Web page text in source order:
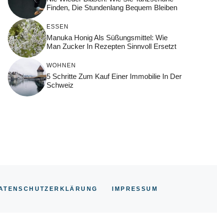
Finden, Die Stundenlang Bequem Bleiben
ESSEN
Manuka Honig Als Süßungsmittel: Wie
Man Zucker In Rezepten Sinnvoll Ersetzt
WOHNEN
5 Schritte Zum Kauf Einer Immobilie In Der
Schweiz
IMPRESSUM